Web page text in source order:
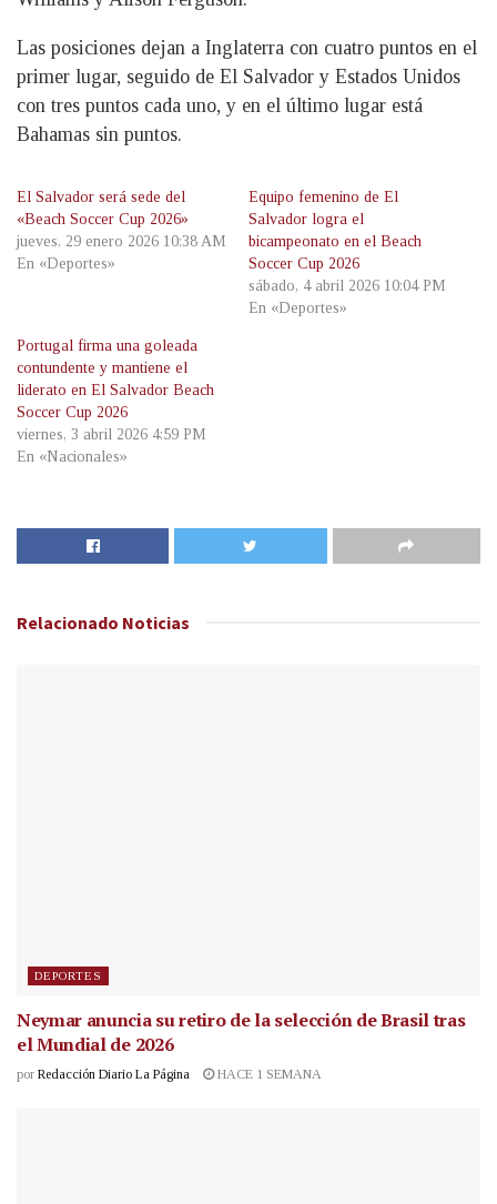
Las posiciones dejan a Inglaterra con cuatro puntos en el
primer lugar, seguido de El Salvador y Estados Unidos
con tres puntos cada uno, y en el último lugar está
Bahamas sin puntos.
El Salvador será sede del
«Beach Soccer Cup 2026»
jueves, 29 enero 2026 10:38 AM
En «Deportes»
Equipo femenino de El
Salvador logra el
bicampeonato en el Beach
Soccer Cup 2026
sábado, 4 abril 2026 10:04 PM
En «Deportes»
Portugal firma una goleada
contundente y mantiene el
liderato en El Salvador Beach
Soccer Cup 2026
viernes, 3 abril 2026 4:59 PM
En «Nacionales»
Relacionado Noticias
DEPORTES
Neymar anuncia su retiro de la selección de Brasil tras
el Mundial de 2026
por Redacción Diario La Página HACE 1 SEMANA